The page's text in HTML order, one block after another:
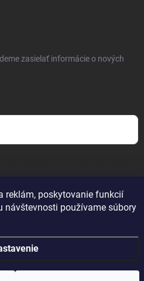
reklám, poskytovanie funkcií
návštevnosti používame súbory
zasielať informácie o nových
práva vyhradené.Upraviť nastavenie
cookies